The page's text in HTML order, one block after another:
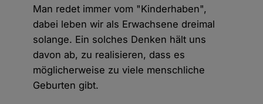
Man redet immer vom "Kinderhaben",
dabei leben wir als Erwachsene dreimal
solange. Ein solches Denken hält uns
davon ab, zu realisieren, dass es
möglicherweise zu viele menschliche
Geburten gibt.